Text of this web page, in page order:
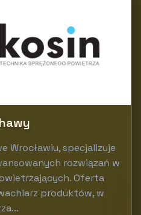
Wrocławiu, specjalizuje
rozwiązań w
Oferta
produktów, w